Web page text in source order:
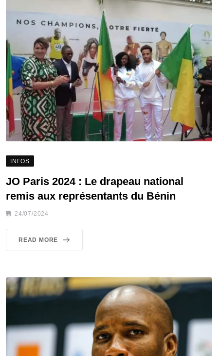
INFOS
JO Paris 2024 : Le drapeau national
remis aux représentants du Bénin
24/07/2024
READ MORE